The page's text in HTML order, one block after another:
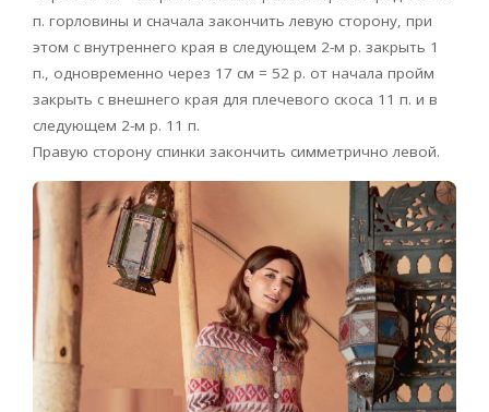
п. горловины и сначала закончить левую сторону, при
этом с внутреннего края в следующем 2-м р. закрыть 1
п., одновременно через 17 см = 52 р. от начала пройм
закрыть с внешнего края для плечевого скоса 11 п. и в
следующем 2-м р. 11 п.
Правую сторону спинки закончить симметрично левой.